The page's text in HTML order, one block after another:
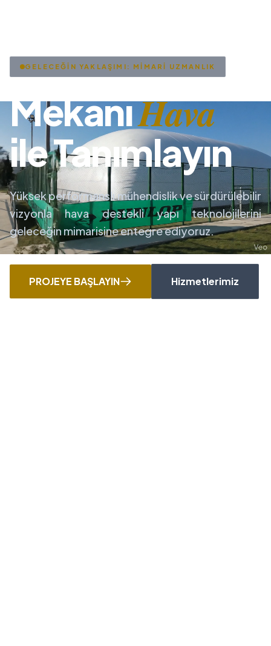
GELECEĞİN YAKLAŞIMI: MİMARİ UZMANLIK
MekanıHava
ile Tanımlayın
Yüksek performanslı mühendislik ve sürdürülebilir
vizyonla hava destekli yapı teknolojilerini
geleceğin mimarisine entegre ediyoruz.
PROJEYE BAŞLAYIN Hizmetlerimiz